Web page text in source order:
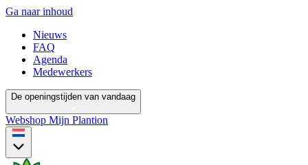
Ga naar inhoud
Nieuws
FAQ
Agenda
Medewerkers
De openingstijden van vandaag
Webshop Mijn Plantion